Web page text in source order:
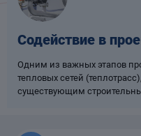
Содействие в
Одним из важных этапов
тепловых сетей
существующим